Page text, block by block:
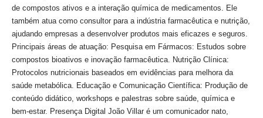
de compostos ativos e a interação química de medicamentos. Ele
também atua como consultor para a indústria farmacêutica e nutrição,
ajudando empresas a desenvolver produtos mais eficazes e seguros.
Principais áreas de atuação: Pesquisa em Fármacos: Estudos sobre
compostos bioativos e inovação farmacêutica. Nutrição Clínica:
Protocolos nutricionais baseados em evidências para melhora da
saúde metabólica. Educação e Comunicação Científica: Produção de
conteúdo didático, workshops e palestras sobre saúde, química e
bem-estar. Presença Digital João Villar é um comunicador nato,